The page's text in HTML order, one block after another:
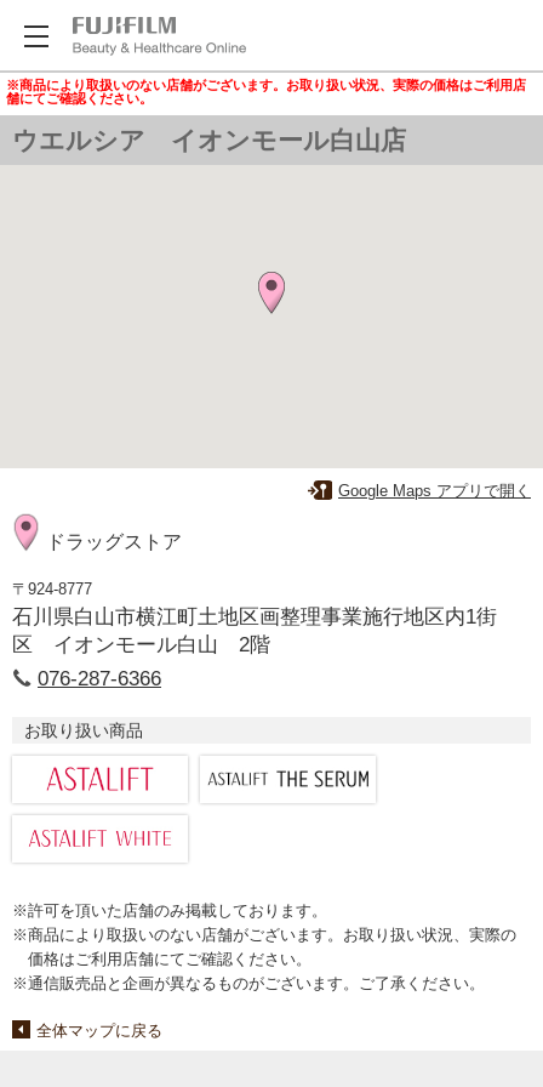
※商品により取扱いのない店舗がございます。お取り扱い状況、実際の価格はご利用店
舗にてご確認ください。
ウエルシア イオンモール白山店
Google Maps アプリで開く
ドラッグストア
〒924-8777
石川県白山市横江町土地区画整理事業施行地区内1街
区 イオンモール白山 2階
076-287-6366
お取り扱い商品
※許可を頂いた店舗のみ掲載しております。
※商品により取扱いのない店舗がございます。お取り扱い状況、実際の
価格はご利用店舗にてご確認ください。
※通信販売品と企画が異なるものがございます。ご了承ください。
全体マップに戻る